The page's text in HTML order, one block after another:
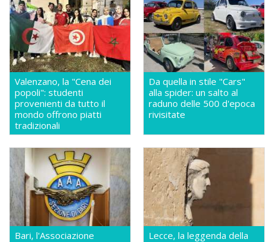
Valenzano, la "Cena dei
popoli": studenti
provenienti da tutto il
mondo offrono piatti
tradizionali
Da quella in stile "Cars"
alla spider: un salto al
raduno delle 500 d'epoca
rivisitate
Bari, l'Associazione
Lecce, la leggenda della